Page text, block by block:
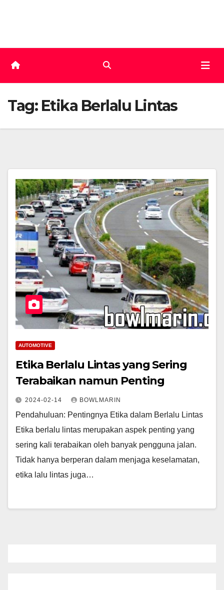
Tag: Etika Berlalu Lintas
AUTOMOTIVE
Etika Berlalu Lintas yang Sering
Terabaikan namun Penting
2024-02-14 BOWLMARIN
Pendahuluan: Pentingnya Etika dalam Berlalu Lintas
Etika berlalu lintas merupakan aspek penting yang
sering kali terabaikan oleh banyak pengguna jalan.
Tidak hanya berperan dalam menjaga keselamatan,
etika lalu lintas juga…